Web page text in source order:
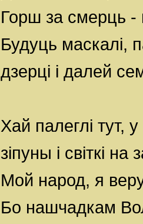
Горш за смерць -
Будуць маскалі,
дзерці і далей
Хай палеглі тут,
зіпуны і світкі на
Мой народ, я
Бо нашчадкам